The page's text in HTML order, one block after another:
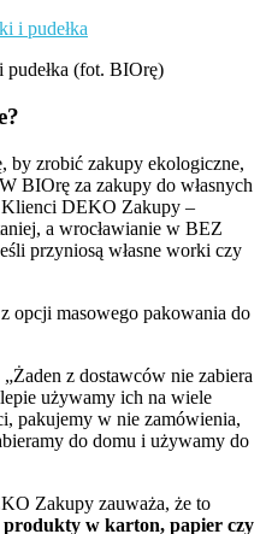
(fot. BIOrę)
by zrobić zakupy ekologiczne,
BIOrę za zakupy do własnych
Klienci DEKO Zakupy –
a wrocławianie w BEZ
przyniosą własne worki czy
opcji masowego pakowania do
z dostawców nie zabiera
używamy ich na wiele
pakujemy w nie zamówienia,
do domu i używamy do
Zakupy zauważa, że to
produkty w karton, papier czy